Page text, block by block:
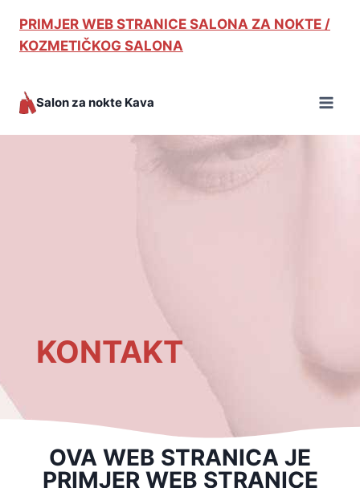
PRIMJER WEB STRANICE SALONA ZA NOKTE /
KOZMETIČKOG SALONA
Salon za nokte Kava
KONTAKT
OVA WEB STRANICA JE
PRIMJER WEB STRANICE